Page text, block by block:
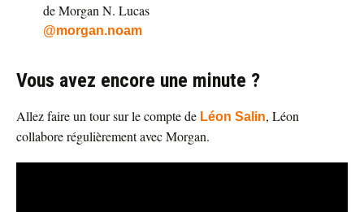
de Morgan N. Lucas
@morgan.noam
Vous avez encore une minute ?
Allez faire un tour sur le compte de Léon Salin, Léon
collabore régulièrement avec Morgan.